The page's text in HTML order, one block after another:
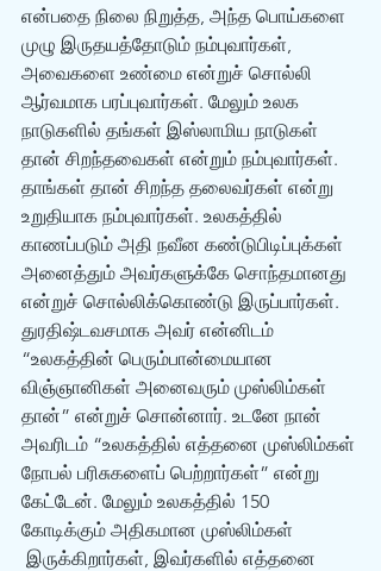
என்பதை நிலை நிறுத்த, அந்த பொய்களை
முழு இருதயத்தோடும் நம்புவார்கள்,
அவைகளை உண்மை என்றுச் சொல்லி
ஆர்வமாக பரப்புவார்கள். மேலும் உலக
நாடுகளில் தங்கள் இஸ்லாமிய நாடுகள்
தான் சிறந்தவைகள் என்றும் நம்புவார்கள்.
தாங்கள் தான் சிறந்த தலைவர்கள் என்று
உறுதியாக நம்புவார்கள். உலகத்தில்
காணப்படும் அதி நவீன கண்டுபிடிப்புக்கள்
அனைத்தும் அவர்களுக்கே சொந்தமானது
என்றுச் சொல்லிக்கொண்டு இருப்பார்கள்.
துரதிஷ்டவசமாக அவர் என்னிடம்
“உலகத்தின் பெரும்பான்மையான
விஞ்ஞானிகள் அனைவரும் முஸ்லிம்கள்
தான்” என்றுச் சொன்னார். உடனே நான்
அவரிடம் “உலகத்தில் எத்தனை முஸ்லிம்கள்
நோபல் பரிசுகளைப் பெற்றார்கள்” என்று
கேட்டேன். மேலும் உலகத்தில் 150
கோடிக்கும் அதிகமான முஸ்லிம்கள்
இருக்கிறார்கள், இவர்களில் எத்தனை